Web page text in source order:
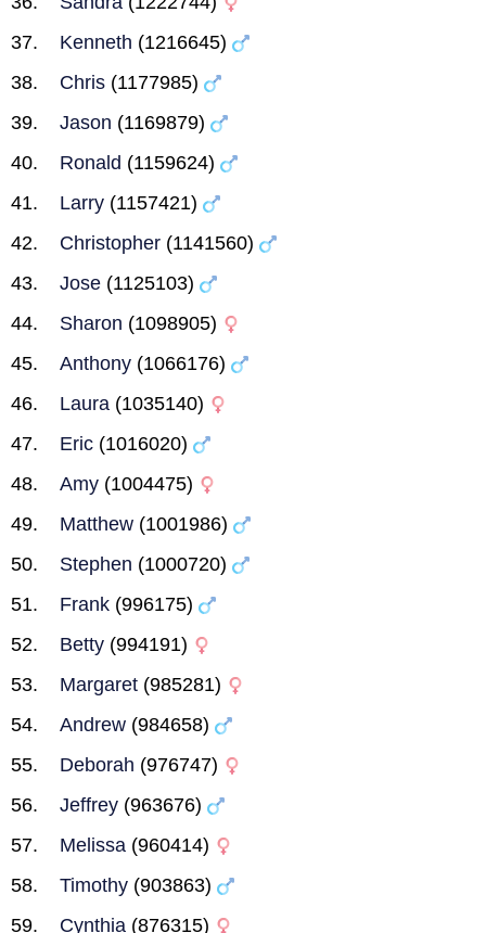
Kenneth (1216645)
Chris (1177985)
Jason (1169879)
Ronald (1159624)
Larry (1157421)
Christopher (1141560)
Jose (1125103)
Sharon (1098905)
Anthony (1066176)
Laura (1035140)
Eric (1016020)
Amy (1004475)
Matthew (1001986)
Stephen (1000720)
Frank (996175)
Betty (994191)
Margaret (985281)
Andrew (984658)
Deborah (976747)
Jeffrey (963676)
Melissa (960414)
Timothy (903863)
Cynthia (876315)